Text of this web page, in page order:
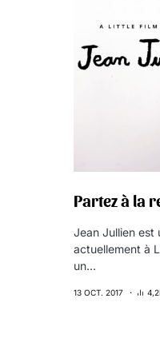
Partez à la
Jean Jullien est
actuellement à
un…
13 OCT. 2017